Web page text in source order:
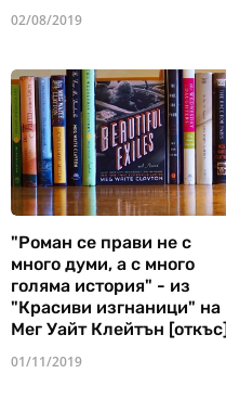
02/08/2019
"Роман се прави не с
много думи, а с много
голяма история" - из
"Красиви изгнаници" на
Мег Уайт Клейтън
01/11/2019